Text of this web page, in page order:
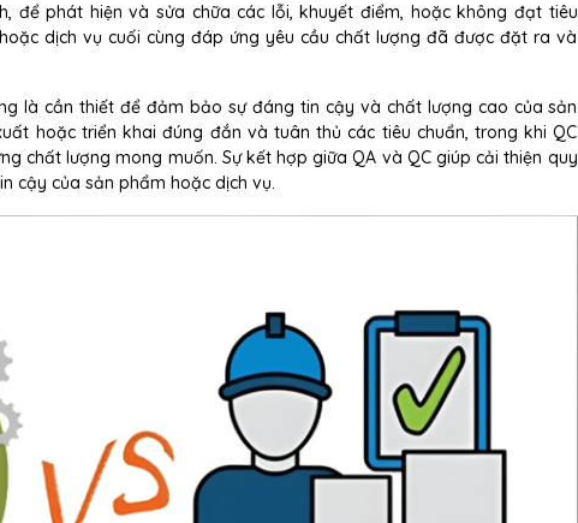
để phát hiện và sửa chữa các lỗi, khuyết điểm, hoặc không đạt tiêu
dịch vụ cuối cùng đáp ứng yêu cầu chất lượng đã được đặt ra và
là cần thiết để đảm bảo sự đáng tin cậy và chất lượng cao của sản
hoặc triển khai đúng đắn và tuân thủ các tiêu chuẩn, trong khi QC
chất lượng mong muốn. Sự kết hợp giữa QA và QC giúp cải thiện quy
cậy của sản phẩm hoặc dịch vụ.